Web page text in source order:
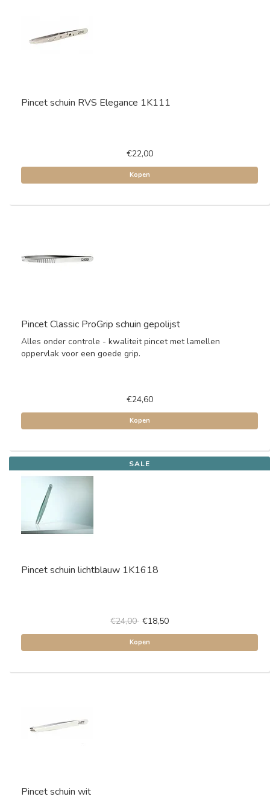
Pincet schuin RVS Elegance 1K111
€22,00
Kopen
Pincet Classic ProGrip schuin gepolijst
Alles onder controle - kwaliteit pincet met lamellen
oppervlak voor een goede grip.
€24,60
Kopen
SALE
Pincet schuin lichtblauw 1K1618
€24,00 €18,50
Kopen
Pincet schuin wit